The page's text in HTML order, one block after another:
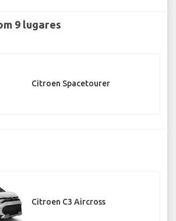
9 lugares
Citroen Spacetourer
Citroen C3 Aircross